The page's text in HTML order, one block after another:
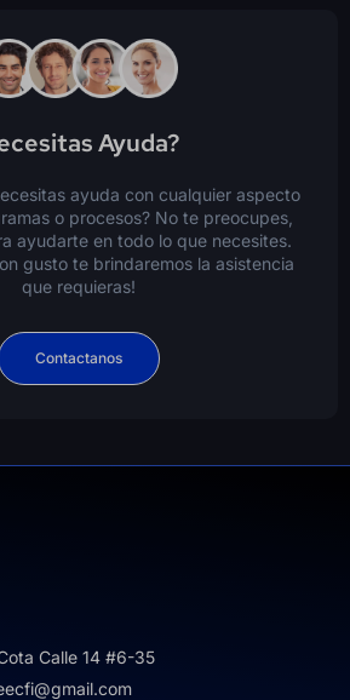
Ayuda?
ayuda con cualquier aspecto
o procesos? No te preocupes,
ayudarte en todo lo que necesites.
gusto te brindaremos la asistencia
que requieras!
Contactanos
Calle 14 #6-35